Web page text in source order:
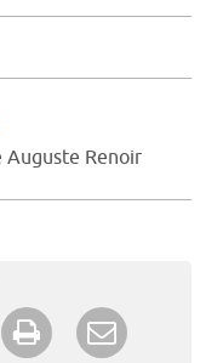
Auguste Renoir
Twittersur Google+
Imprimer